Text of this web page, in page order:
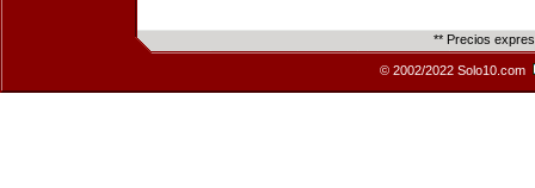
** Precios
© 2002/2022 Solo10.com